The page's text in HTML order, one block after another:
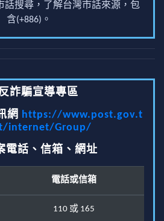
話搜尋，了解台灣市話來源，包
含(+886)。
詐騙宣導專區
網 https://www.post.gov.t
internet/Group/
電話、信箱、網址
電話或信箱
110 或 165